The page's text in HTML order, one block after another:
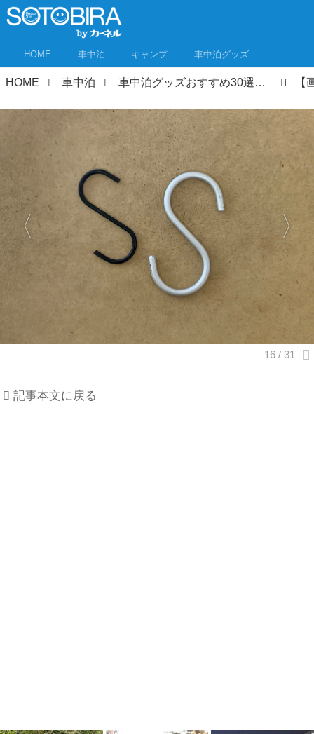
HOME 車中泊 キャンプ 車中泊グッズ
HOME 車中泊 車中泊グッズおすすめ30選！“三種の神器”と必需品、あると便利なグッズまで車中泊専門誌推薦
記事本文に戻る